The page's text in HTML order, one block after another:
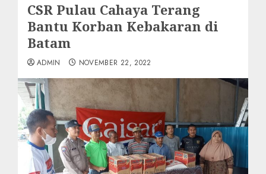
CSR Pulau Cahaya Terang
Bantu Korban Kebakaran di
Batam
ADMIN NOVEMBER 22, 2022